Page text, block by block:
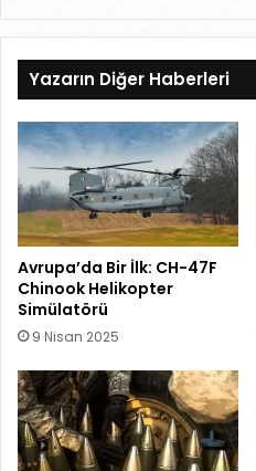
Yazarın Diğer Haberleri
Avrupa’da Bir İlk: CH-47F
Chinook Helikopter
Simülatörü
9 Nisan 2025